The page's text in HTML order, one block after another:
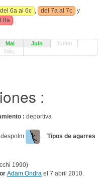
del 6a al 6c , del 7a al 7c
y
8a
.
Mai Juin
Juillet
Déc.
:
: deportiva
despolm . Tipos de agarres
1990)
Adam Ondra el 7 abril 2010.